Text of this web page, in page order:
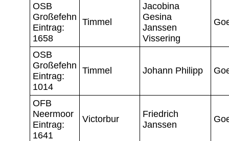
OSB
Großefehn
Eintrag:
1658
Timmel
Jacobina
Gesina
Janssen
Vissering
OSB
Großefehn
Eintrag:
1014
Timmel Johann Philipp
OFB
Neermoor
Eintrag:
1641
Victorbur
Friedrich
Janssen